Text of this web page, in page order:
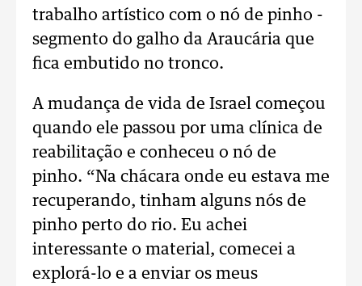
trabalho artístico com o nó de pinho -
segmento do galho da Araucária que
fica embutido no tronco.
A mudança de vida de Israel começou
quando ele passou por uma clínica de
reabilitação e conheceu o nó de
pinho. “Na chácara onde eu estava me
recuperando, tinham alguns nós de
pinho perto do rio. Eu achei
interessante o material, comecei a
explorá-lo e a enviar os meus